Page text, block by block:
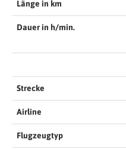
Länge in km
Dauer in h/min.
Strecke
Airline
Flugzeugtyp